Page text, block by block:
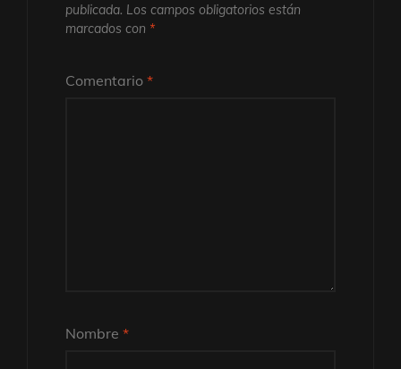
publicada. Los campos obligatorios están
marcados con *
Comentario *
Nombre *